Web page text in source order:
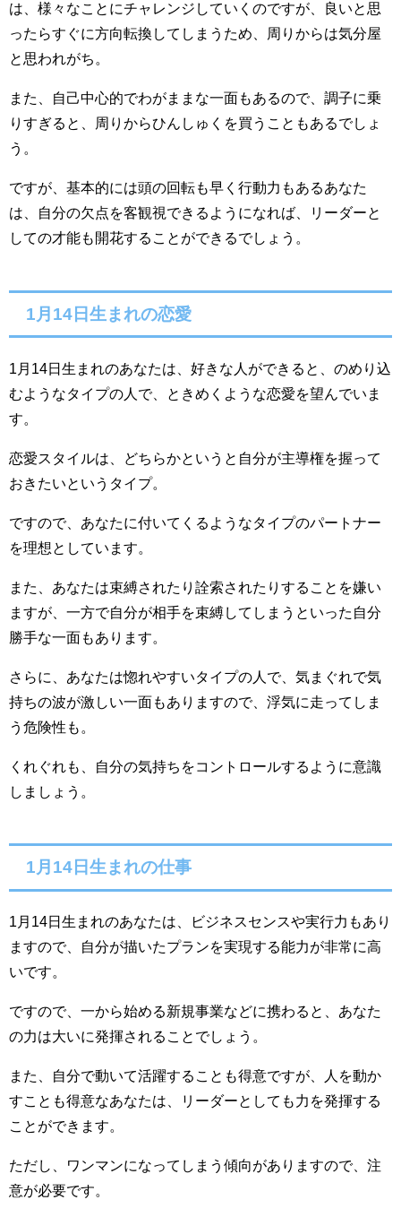
は、様々なことにチャレンジしていくのですが、良いと思
ったらすぐに方向転換してしまうため、周りからは気分屋
と思われがち。
また、自己中心的でわがままな一面もあるので、調子に乗
りすぎると、周りからひんしゅくを買うこともあるでしょ
う。
ですが、基本的には頭の回転も早く行動力もあるあなた
は、自分の欠点を客観視できるようになれば、リーダーと
しての才能も開花することができるでしょう。
1月14日生まれの恋愛
1月14日生まれのあなたは、好きな人ができると、のめり込
むようなタイプの人で、ときめくような恋愛を望んでいま
す。
恋愛スタイルは、どちらかというと自分が主導権を握って
おきたいというタイプ。
ですので、あなたに付いてくるようなタイプのパートナー
を理想としています。
また、あなたは束縛されたり詮索されたりすることを嫌い
ますが、一方で自分が相手を束縛してしまうといった自分
勝手な一面もあります。
さらに、あなたは惚れやすいタイプの人で、気まぐれで気
持ちの波が激しい一面もありますので、浮気に走ってしま
う危険性も。
くれぐれも、自分の気持ちをコントロールするように意識
しましょう。
1月14日生まれの仕事
1月14日生まれのあなたは、ビジネスセンスや実行力もあり
ますので、自分が描いたプランを実現する能力が非常に高
いです。
ですので、一から始める新規事業などに携わると、あなた
の力は大いに発揮されることでしょう。
また、自分で動いて活躍することも得意ですが、人を動か
すことも得意なあなたは、リーダーとしても力を発揮する
ことができます。
ただし、ワンマンになってしまう傾向がありますので、注
意が必要です。